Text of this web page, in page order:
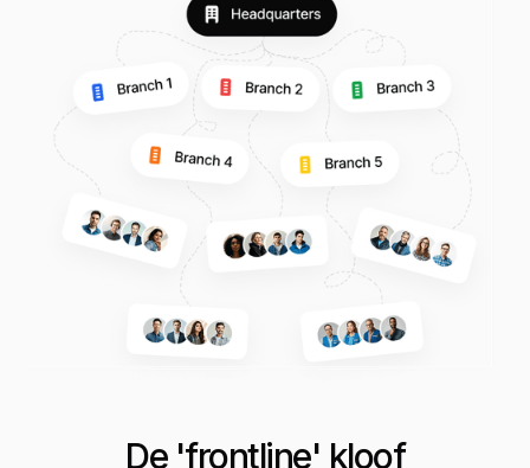
De 'frontline' kloof